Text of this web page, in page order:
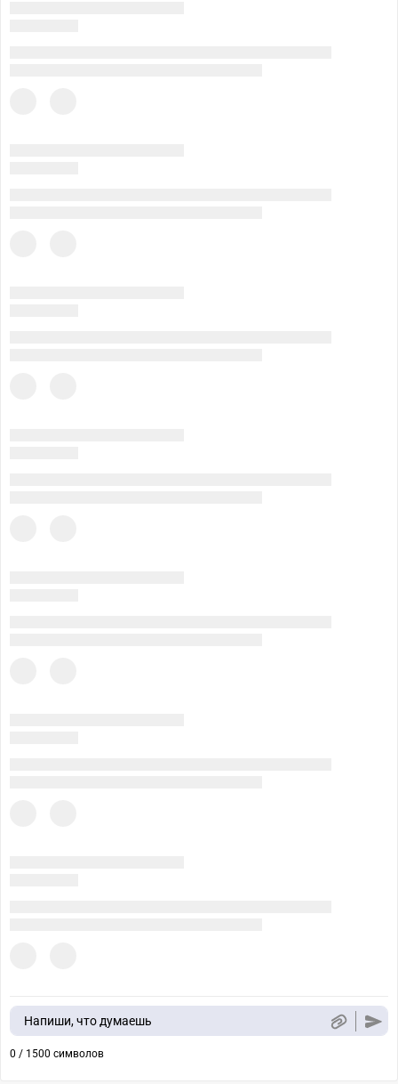
Напиши, что думаешь
0 / 1500 символов